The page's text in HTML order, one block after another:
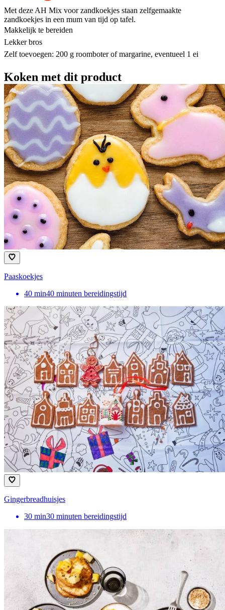
Met deze AH Mix voor zandkoekjes staan zelfgemaakte
zandkoekjes in een mum van tijd op tafel.
Makkelijk te bereiden
Lekker bros
Zelf toevoegen: 200 g roomboter of margarine, eventueel 1 ei
Koken met dit product
Paaskoekjes
40 min40 minuten bereidingstijd
Gingerbreadhuisjes
30 min30 minuten bereidingstijd